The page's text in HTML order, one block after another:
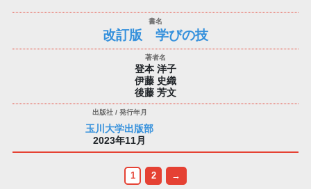
改訂版 学びの技
登本 洋子
伊藤 史織
後藤 芳文
玉川大学出版部
2023年11月
1 2 →